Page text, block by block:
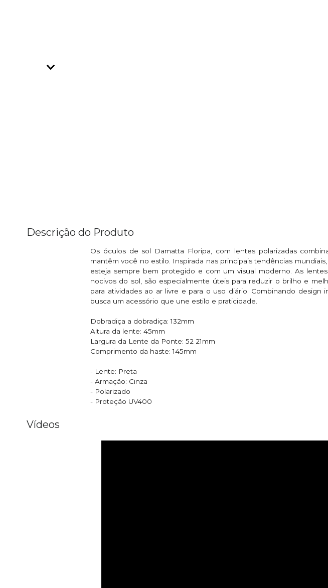
Descrição do Produto
Os óculos de sol Damatta Floripa, com lentes polarizadas
mantêm você no estilo. Inspirada nas principais tendências
esteja sempre bem protegido e com um visual moderno. As
nocivos do sol, são especialmente úteis para reduzir o brilho e
para atividades ao ar livre e para o uso diário. Combinando
busca um acessório que une estilo e praticidade.
Dobradiça a dobradiça: 132mm
Altura da lente: 45mm
Largura da Lente da Ponte: 52 21mm
Comprimento da haste: 145mm
- Lente: Preta
- Armação: Cinza
- Polarizado
- Proteção UV400
Vídeos